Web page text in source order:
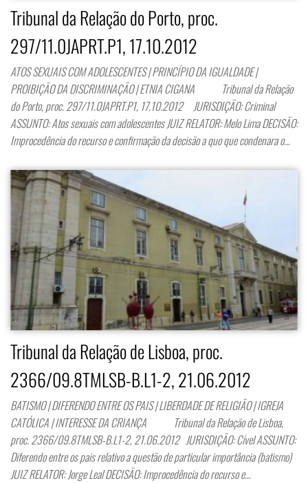
Tribunal da Relação do Porto, proc.
297/11.0JAPRT.P1, 17.10.2012
ATOS SEXUAIS COM ADOLESCENTES | PRINCÍPIO DA IGUALDADE |
PROIBIÇÃO DA DISCRIMINAÇÃO | ETNIA CIGANA Tribunal da Relação
do Porto, proc. 297/11.0JAPRT.P1, 17.10.2012 JURISDIÇÃO: Criminal
ASSUNTO: Atos sexuais com adolescentes JUIZ RELATOR: Melo Lima DECISÃO:
Improcedência do recurso e confirmação da decisão a quo que condenara o…
Tribunal da Relação de Lisboa, proc.
2366/09.8TMLSB-B.L1-2, 21.06.2012
BATISMO | DIFERENDO ENTRE OS PAIS | LIBERDADE DE RELIGIÃO | IGREJA
CATÓLICA | INTERESSE DA CRIANÇA Tribunal da Relação de Lisboa,
proc. 2366/09.8TMLSB-B.L1-2, 21.06.2012 JURISDIÇÃO: Cível ASSUNTO:
Diferendo entre os pais relativo a questão de particular importância (batismo)
JUIZ RELATOR: Jorge Leal DECISÃO: Improcedência do recurso e…